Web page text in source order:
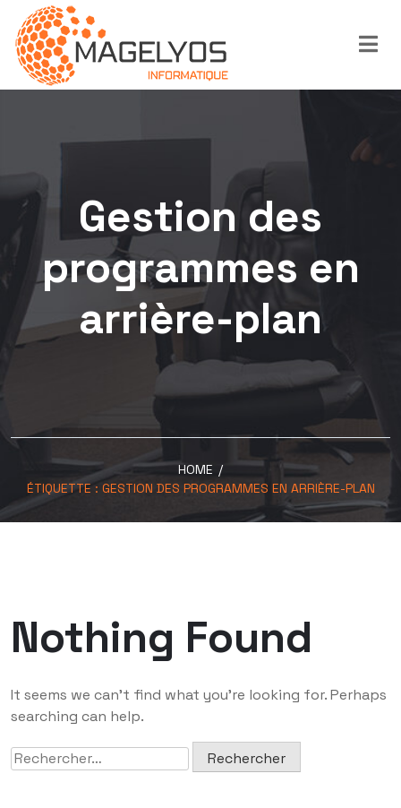
Gestion des
programmes en
arrière-plan
HOME /
ÉTIQUETTE : GESTION DES PROGRAMMES EN ARRIÈRE-PLAN
Nothing Found
It seems we can’t find what you’re looking for. Perhaps
searching can help.